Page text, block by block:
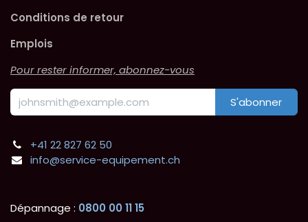
Conditions de retour
Emplois
Pour rester informer, abonnez-vous
S'abonner
+41 22 827 62 50
info@service-equipement.ch
Dépannage : 0800 00 11 15